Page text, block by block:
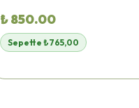
₺ 850.00
Sepette ₺765,00